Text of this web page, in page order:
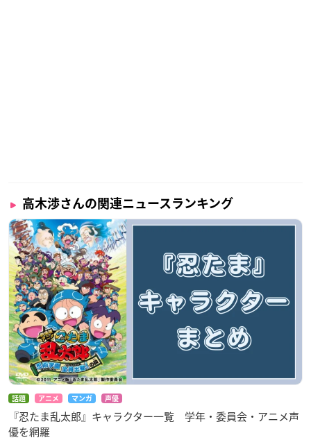
有効投票数：1782票
高木渉さんの関連ニュースランキング
話題 アニメ マンガ 声優
『忍たま乱太郎』キャラクター一覧 学年・委員会・アニメ声
優を網羅